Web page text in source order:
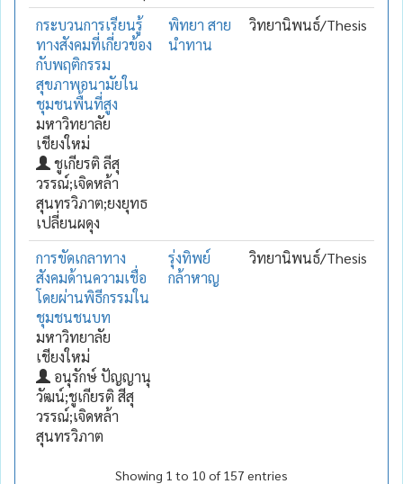
กระบวนการเรียนรู้
ทางสังคมที่เกี่ยวข้อง
กับพฤติกรรม
สุขภาพอนามัยใน
ชุมชนพื้นที่สูง
มหาวิทยาลัย
เชียงใหม่
ชูเกียรติ ลีสุ
วรรณ์;เจิดหล้า
สุนทรวิภาต;ยงยุทธ
เปลี่ยนผดุง
พิทยา สาย
นำทาน
วิทยานิพนธ์/Thesis
การขัดเกลาทาง
สังคมด้านความเชื่อ
โดยผ่านพิธีกรรมใน
ชุมชนชนบท
มหาวิทยาลัย
เชียงใหม่
อนุรักษ์ ปัญญานุ
วัฒน์;ชูเกียรติ สีสุ
วรรณ์;เจิดหล้า
สุนทรวิภาต
รุ่งทิพย์
กล้าหาญ
วิทยานิพนธ์/Thesis
Showing 1 to 10 of 157 entries